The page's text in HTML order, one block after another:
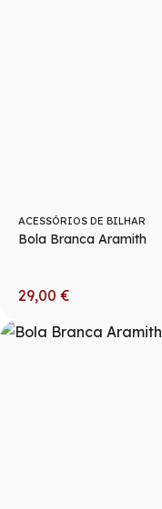
ACESSÓRIOS DE BILHAR
Bola Branca Aramith
29,00 €